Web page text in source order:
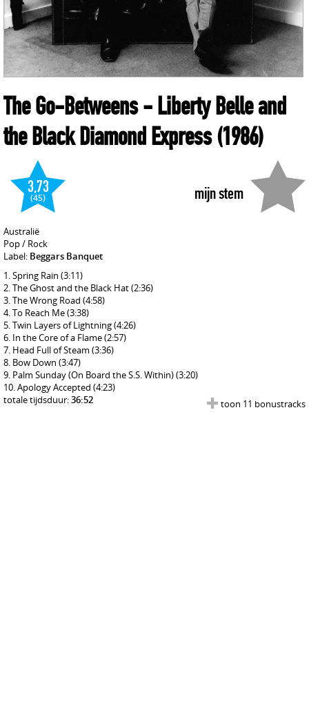
The Go-Betweens- Liberty Belle and
the Black Diamond Express(1986)
mijn stem
3,73
(45)
Australië
Pop / Rock
Label: Beggars Banquet
Spring Rain (3:11)
The Ghost and the Black Hat(2:36)
The Wrong Road (4:58)
To Reach Me(3:38)
Twin Layers of Lightning(4:26)
In the Core of a Flame(2:57)
Head Full of Steam (3:36)
Bow Down (3:47)
Palm Sunday (On Board the S.S. Within)(3:20)
Apology Accepted (4:23)
toon 11 bonustracks
totale tijdsduur:36:52